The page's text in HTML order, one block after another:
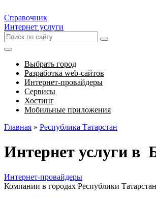
Справочник
Интернет услуги
Выбрать город
Разработка web-сайтов
Интернет-провайдеры
Сервисы
Хостинг
Мобильные приложения
Главная » Республика Татарстан
Интернет услуги в
Интернет-провайдеры
Компании в городах Республики